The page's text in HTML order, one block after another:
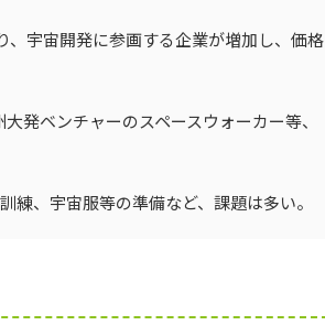
宇宙開発に参画する企業が増加し、価格
発ベンチャーのスペースウォーカー等、
練、宇宙服等の準備など、課題は多い。